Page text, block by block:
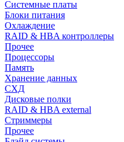
Системные платы
Блоки питания
Охлаждение
RAID & HBA контроллеры
Прочее
Процессоры
Память
Хранение данных
СХД
Дисковые полки
RAID & HBA external
Стриммеры
Прочее